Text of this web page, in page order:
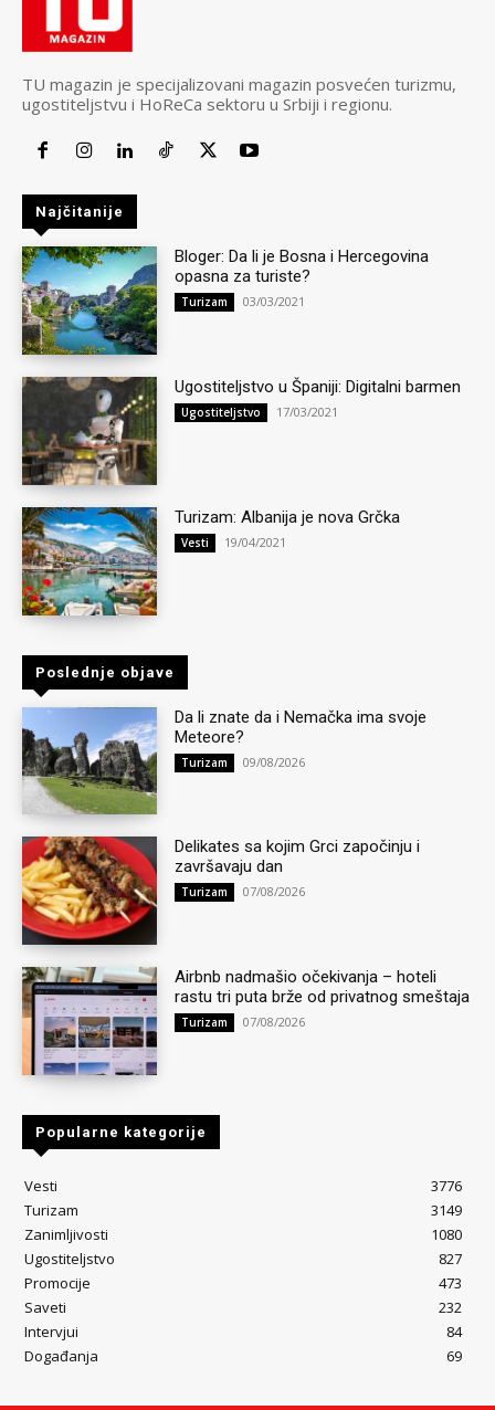
TU magazin je specijalizovani magazin posvećen turizmu,
ugostiteljstvu i HoReCa sektoru u Srbiji i regionu.
Najčitanije
Bloger: Da li je Bosna i Hercegovina
opasna za turiste?
Turizam 03/03/2021
Ugostiteljstvo u Španiji: Digitalni barmen
Ugostiteljstvo 17/03/2021
Turizam: Albanija je nova Grčka
Vesti 19/04/2021
Poslednje objave
Da li znate da i Nemačka ima svoje
Meteore?
Turizam 09/08/2026
Delikates sa kojim Grci započinju i
završavaju dan
Turizam 07/08/2026
Airbnb nadmašio očekivanja – hoteli
rastu tri puta brže od privatnog smeštaja
Turizam 07/08/2026
Popularne kategorije
Vesti
3776
Turizam
3149
Zanimljivosti
1080
Ugostiteljstvo
827
Promocije
473
Saveti
232
Intervjui
84
Događanja
69